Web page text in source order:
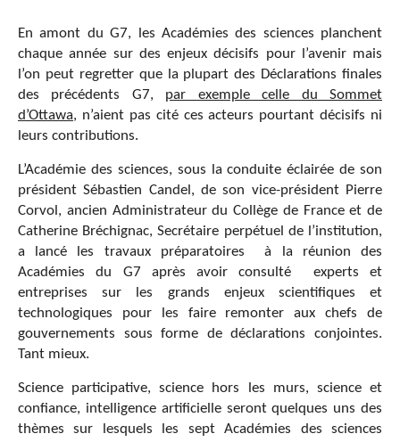
En amont du G7, les Académies des sciences planchent
chaque année sur des enjeux décisifs pour l’avenir mais
l’on peut regretter que la plupart des Déclarations finales
des précédents G7, par exemple celle du Sommet
d’Ottawa, n’aient pas cité ces acteurs pourtant décisifs ni
leurs contributions.
L’Académie des sciences, sous la conduite éclairée de son
président Sébastien Candel, de son vice-président Pierre
Corvol, ancien Administrateur du Collège de France et de
Catherine Bréchignac, Secrétaire perpétuel de l’institution,
a lancé les travaux préparatoires à la réunion des
Académies du G7 après avoir consulté experts et
entreprises sur les grands enjeux scientifiques et
technologiques pour les faire remonter aux chefs de
gouvernements sous forme de déclarations conjointes.
Tant mieux.
Science participative, science hors les murs, science et
confiance, intelligence artificielle seront quelques uns des
thèmes sur lesquels les sept Académies des sciences